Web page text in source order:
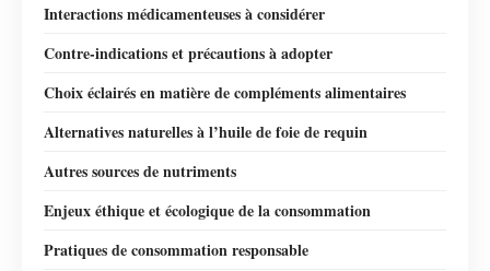
Interactions médicamenteuses à considérer
Contre-indications et précautions à adopter
Choix éclairés en matière de compléments alimentaires
Alternatives naturelles à l’huile de foie de requin
Autres sources de nutriments
Enjeux éthique et écologique de la consommation
Pratiques de consommation responsable